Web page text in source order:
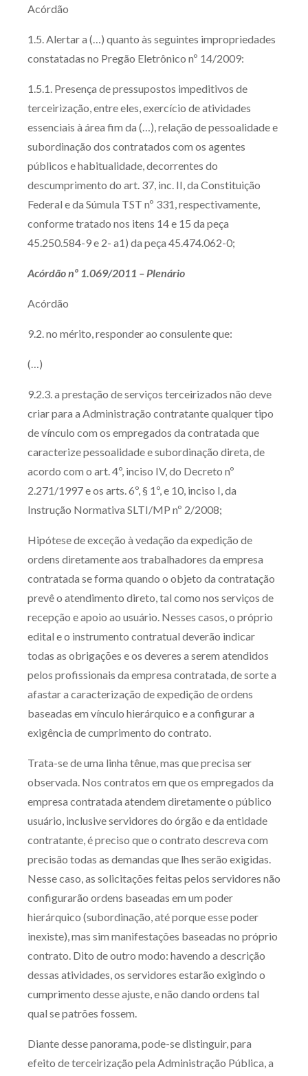
Acórdão
1.5. Alertar a (…) quanto às seguintes impropriedades
constatadas no Pregão Eletrônico nº 14/2009:
1.5.1. Presença de pressupostos impeditivos de
terceirização, entre eles, exercício de atividades
essenciais à área fim da (…), relação de pessoalidade e
subordinação dos contratados com os agentes
públicos e habitualidade, decorrentes do
descumprimento do art. 37, inc. II, da Constituição
Federal e da Súmula TST nº 331, respectivamente,
conforme tratado nos itens 14 e 15 da peça
45.250.584-9 e 2- a1) da peça 45.474.062-0;
Acórdão nº 1.069/2011 – Plenário
Acórdão
9.2. no mérito, responder ao consulente que:
(…)
9.2.3. a prestação de serviços terceirizados não deve
criar para a Administração contratante qualquer tipo
de vínculo com os empregados da contratada que
caracterize pessoalidade e subordinação direta, de
acordo com o art. 4º, inciso IV, do Decreto nº
2.271/1997 e os arts. 6º, § 1º, e 10, inciso I, da
Instrução Normativa SLTI/MP nº 2/2008;
Hipótese de exceção à vedação da expedição de
ordens diretamente aos trabalhadores da empresa
contratada se forma quando o objeto da contratação
prevê o atendimento direto, tal como nos serviços de
recepção e apoio ao usuário. Nesses casos, o próprio
edital e o instrumento contratual deverão indicar
todas as obrigações e os deveres a serem atendidos
pelos profissionais da empresa contratada, de sorte a
afastar a caracterização de expedição de ordens
baseadas em vínculo hierárquico e a configurar a
exigência de cumprimento do contrato.
Trata-se de uma linha tênue, mas que precisa ser
observada. Nos contratos em que os empregados da
empresa contratada atendem diretamente o público
usuário, inclusive servidores do órgão e da entidade
contratante, é preciso que o contrato descreva com
precisão todas as demandas que lhes serão exigidas.
Nesse caso, as solicitações feitas pelos servidores não
configurarão ordens baseadas em um poder
hierárquico (subordinação, até porque esse poder
inexiste), mas sim manifestações baseadas no próprio
contrato. Dito de outro modo: havendo a descrição
dessas atividades, os servidores estarão exigindo o
cumprimento desse ajuste, e não dando ordens tal
qual se patrões fossem.
Diante desse panorama, pode-se distinguir, para
efeito de terceirização pela Administração Pública, a